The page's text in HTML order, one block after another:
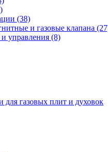
(38)
и газовые клапана
управления (8)
для газовых плит и духовок